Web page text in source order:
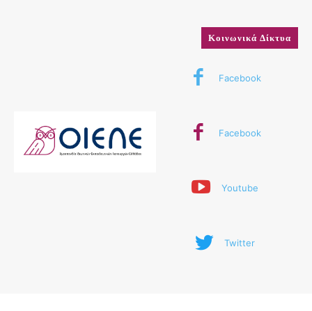
Κοινωνικά Δίκτυα
Facebook
Facebook
Youtube
Twitter